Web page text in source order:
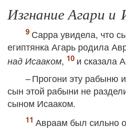
Изгнание Агари и
Сарра увидела, что
египтянка Агарь родила
над Исааком,
и сказала
– Прогони эту рабыню
сын этой рабыни не
сыном Исааком.
Авраам был сильно